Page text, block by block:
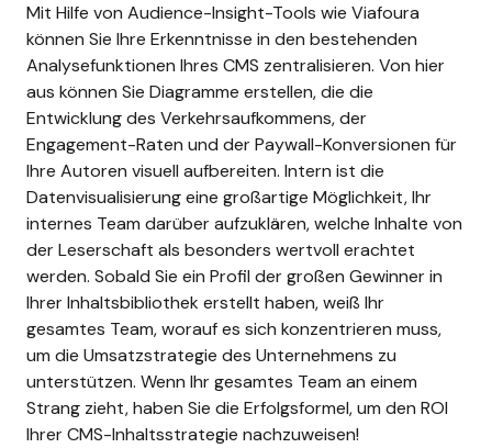
Mit Hilfe von Audience-Insight-Tools wie Viafoura
können Sie Ihre Erkenntnisse in den bestehenden
Analysefunktionen Ihres CMS zentralisieren. Von hier
aus können Sie Diagramme erstellen, die die
Entwicklung des Verkehrsaufkommens, der
Engagement-Raten und der Paywall-Konversionen für
Ihre Autoren visuell aufbereiten. Intern ist die
Datenvisualisierung eine großartige Möglichkeit, Ihr
internes Team darüber aufzuklären, welche Inhalte von
der Leserschaft als besonders wertvoll erachtet
werden. Sobald Sie ein Profil der großen Gewinner in
Ihrer Inhaltsbibliothek erstellt haben, weiß Ihr
gesamtes Team, worauf es sich konzentrieren muss,
um die Umsatzstrategie des Unternehmens zu
unterstützen. Wenn Ihr gesamtes Team an einem
Strang zieht, haben Sie die Erfolgsformel, um den ROI
Ihrer CMS-Inhaltsstrategie nachzuweisen!